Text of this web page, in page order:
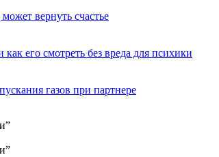
вернуть счастье
его смотреть без вреда для психики
газов при партнере